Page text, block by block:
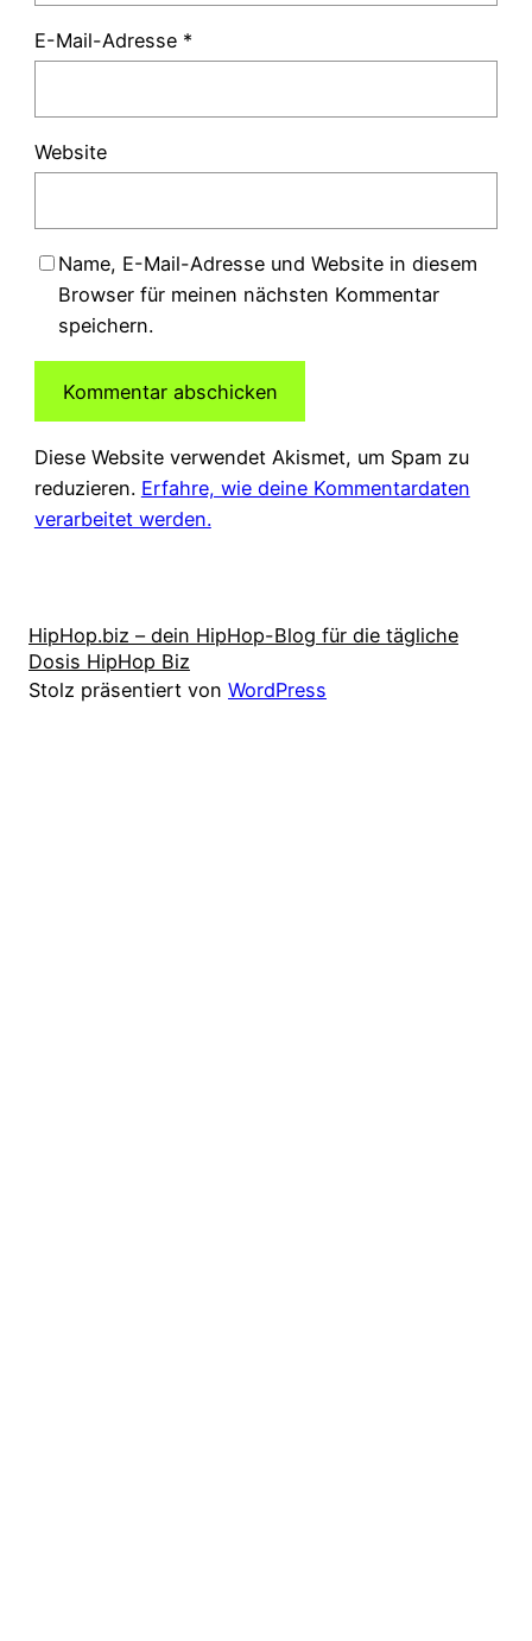
E-Mail-Adresse *
Website
Name, E-Mail-Adresse und Website in diesem
Browser für meinen nächsten Kommentar
speichern.
Diese Website verwendet Akismet, um Spam zu
reduzieren. Erfahre, wie deine Kommentardaten
verarbeitet werden.
HipHop.biz – dein HipHop-Blog für die tägliche
Dosis HipHop Biz
Stolz präsentiert von WordPress